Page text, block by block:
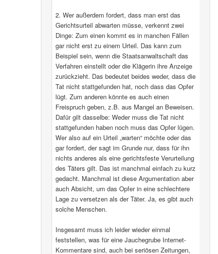
2. Wer außerdem fordert, dass man erst das
Gerichtsurteil abwarten müsse, verkennt zwei
Dinge: Zum einen kommt es in manchen Fällen
gar nicht erst zu einem Urteil. Das kann zum
Beispiel sein, wenn die Staatsanwaltschaft das
Verfahren einstellt oder die Klägerin ihre Anzeige
zurückzieht. Das bedeutet beides weder, dass die
Tat nicht stattgefunden hat, noch dass das Opfer
lügt. Zum anderen könnte es auch einen
Freispruch geben, z.B. aus Mangel an Beweisen.
Dafür gilt dasselbe: Weder muss die Tat nicht
stattgefunden haben noch muss das Opfer lügen.
Wer also auf ein Urteil „warten“ möchte oder das
gar fordert, der sagt im Grunde nur, dass für ihn
nichts anderes als eine gerichtsfeste Verurteilung
des Täters gilt. Das ist manchmal einfach zu kurz
gedacht. Manchmal ist diese Argumentation aber
auch Absicht, um das Opfer in eine schlechtere
Lage zu versetzen als der Täter. Ja, es gibt auch
solche Menschen.
Insgesamt muss ich leider wieder einmal
feststellen, was für eine Jauchegrube Internet-
Kommentare sind, auch bei seriösen Zeitungen,